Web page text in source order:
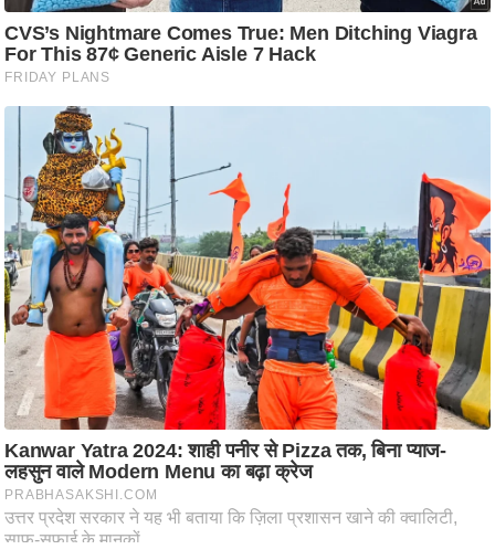
र्म
ज्यो
ति
ष
म
हि
मा
ध
र्म
स्थ
ल
व्र
त
त्यो
हा
र